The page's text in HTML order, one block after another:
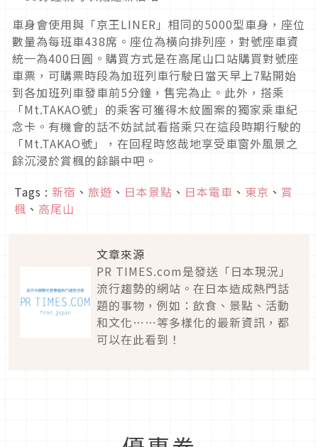
車身會使用與「京王LINER」相同的5000型車身，座位
數量為每班車438席。座位為橫向排列座，對號座車資
統一為400日圓。購買方式是在高尾山口站購買對號座
車票，可購票時段為加班列車行駛日當天早上7點開始
到各加班列車發車前5分鐘，售完為止。此外，搭乘
「Mt.TAKAO號」的乘客可獲得木紋圖案的獨家乘車紀
念卡。有機會的話不妨試試看搭乘只在這段時期行駛的
「Mt.TAKAO號」，在回程時悠哉地享受車窗外風景之
餘沉浸於賞楓的餘韻中吧。
Tags : 新宿 、 旅遊 、 日本景點 、 日本電車 、 東京 、 賞
楓 、 高尾山
文章來源
PR TIMES.com是發送「日本現況」
流行趨勢的網站。在日本造成熱門話
題的事物，例如：飲食、景點、活動
和文化……等多樣化的最新資訊，都
可以在此看到！